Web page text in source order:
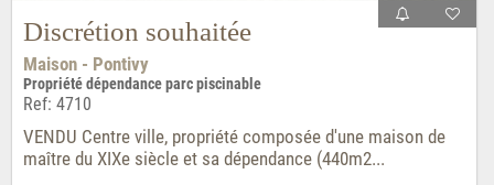
Discrétion souhaitée
Maison - Pontivy
Propriété dépendance parc piscinable
Ref: 4710
VENDU Centre ville, propriété composée d'une maison de
maître du XIXe siècle et sa dépendance (440m2...